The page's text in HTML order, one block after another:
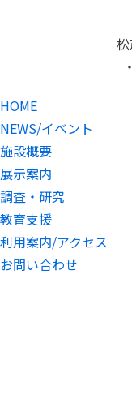
HOME
NEWS/イベント
施設概要
展示案内
調査・研究
教育支援
利用案内/アクセス
お問い合わせ